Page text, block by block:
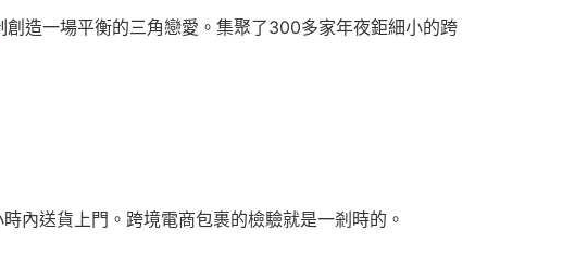
創造一場平衡的三角戀愛。集聚了300多家年夜鉅細小的跨
內送貨上門。跨境電商包裹的檢驗就是一剎時的。